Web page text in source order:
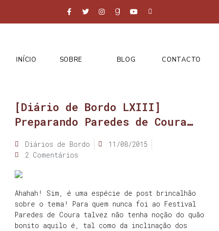
INÍCIO SOBRE BLOG CONTACTO
[Diário de Bordo LXIII]
Preparando Paredes de Coura…
Diários de Bordo
11/08/2015
2 Comentários
Ahahah! Sim, é uma espécie de post brincalhão
sobre o tema! Para quem nunca foi ao Festival
Paredes de Coura talvez não tenha noção do quão
bonito aquilo é, tal como da inclinação dos